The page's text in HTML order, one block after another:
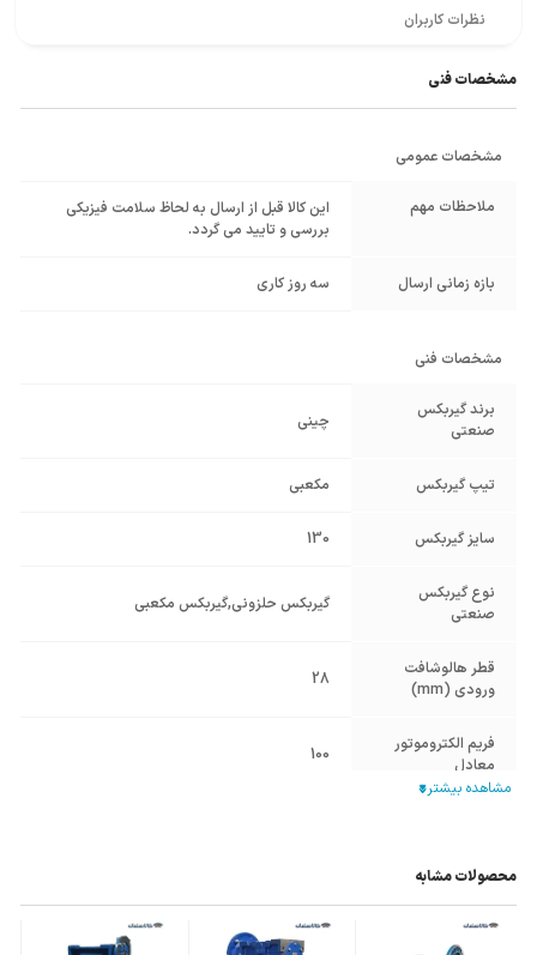
نظرات کاربران
مشخصات فنی
مشخصات عمومی
ملاحظات مهم
این کالا قبل از ارسال به لحاظ سلامت فیزیکی
بررسی و تایید می گردد.
بازه زمانی ارسال سه روز کاری
مشخصات فنی
برند گیربکس
صنعتی
چینی
تیپ گیربکس مکعبی
سایز گیربکس 130
نوع گیربکس
صنعتی
گیربکس حلزونی,گیربکس مکعبی
قطر هالوشافت
ورودی (mm)
28
فریم الکتروموتور
معادل
100
جنس پوسته
نوع فلنچ ورودی نیم فلنچ B14 ,فلنچ بزرگ B5
محصولات مشابه